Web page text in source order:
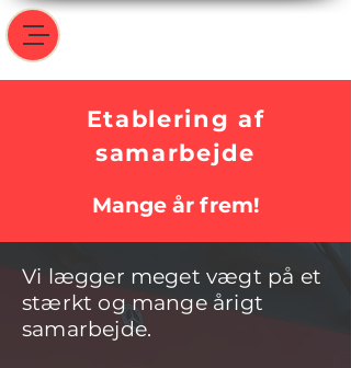
Etablering af
samarbejde
Mange år frem!
Vi lægger meget vægt på et
stærkt og mange årigt
samarbejde.